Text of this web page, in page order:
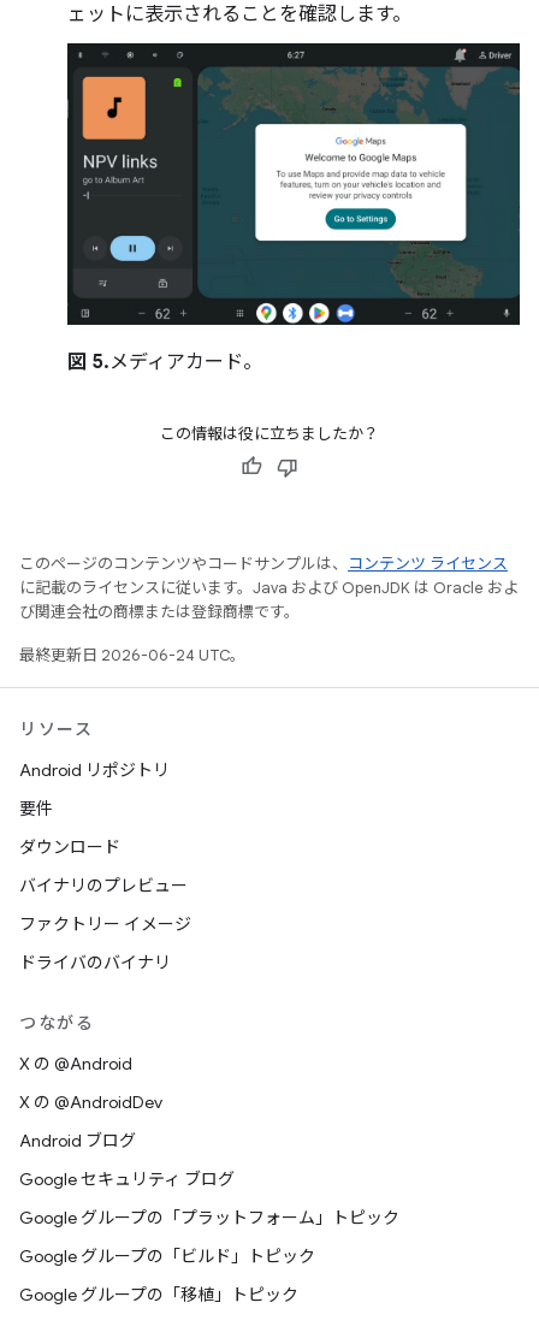
ェットに表示されることを確認します。
図 5.メディアカード。
この情報は役に立ちましたか？
このページのコンテンツやコードサンプルは、
コンテンツ ライセンス
に記載のライセンスに従います。Java および OpenJDK は Oracle およ
び関連会社の商標または登録商標です。
最終更新日 2026-06-24 UTC。
リソース
Android リポジトリ
要件
ダウンロード
バイナリのプレビュー
ファクトリー イメージ
ドライバのバイナリ
つながる
X の @Android
X の @AndroidDev
Android ブログ
Google セキュリティ ブログ
Google グループの「プラットフォーム」トピック
Google グループの「ビルド」トピック
Google グループの「移植」トピック